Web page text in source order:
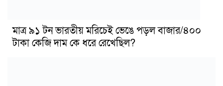
মাত্র ৯১ টন ভারতীয় মরিচেই ভেঙে পড়ল বাজার/৪০০
টাকা কেজি দাম কে ধরে রেখেছিল?